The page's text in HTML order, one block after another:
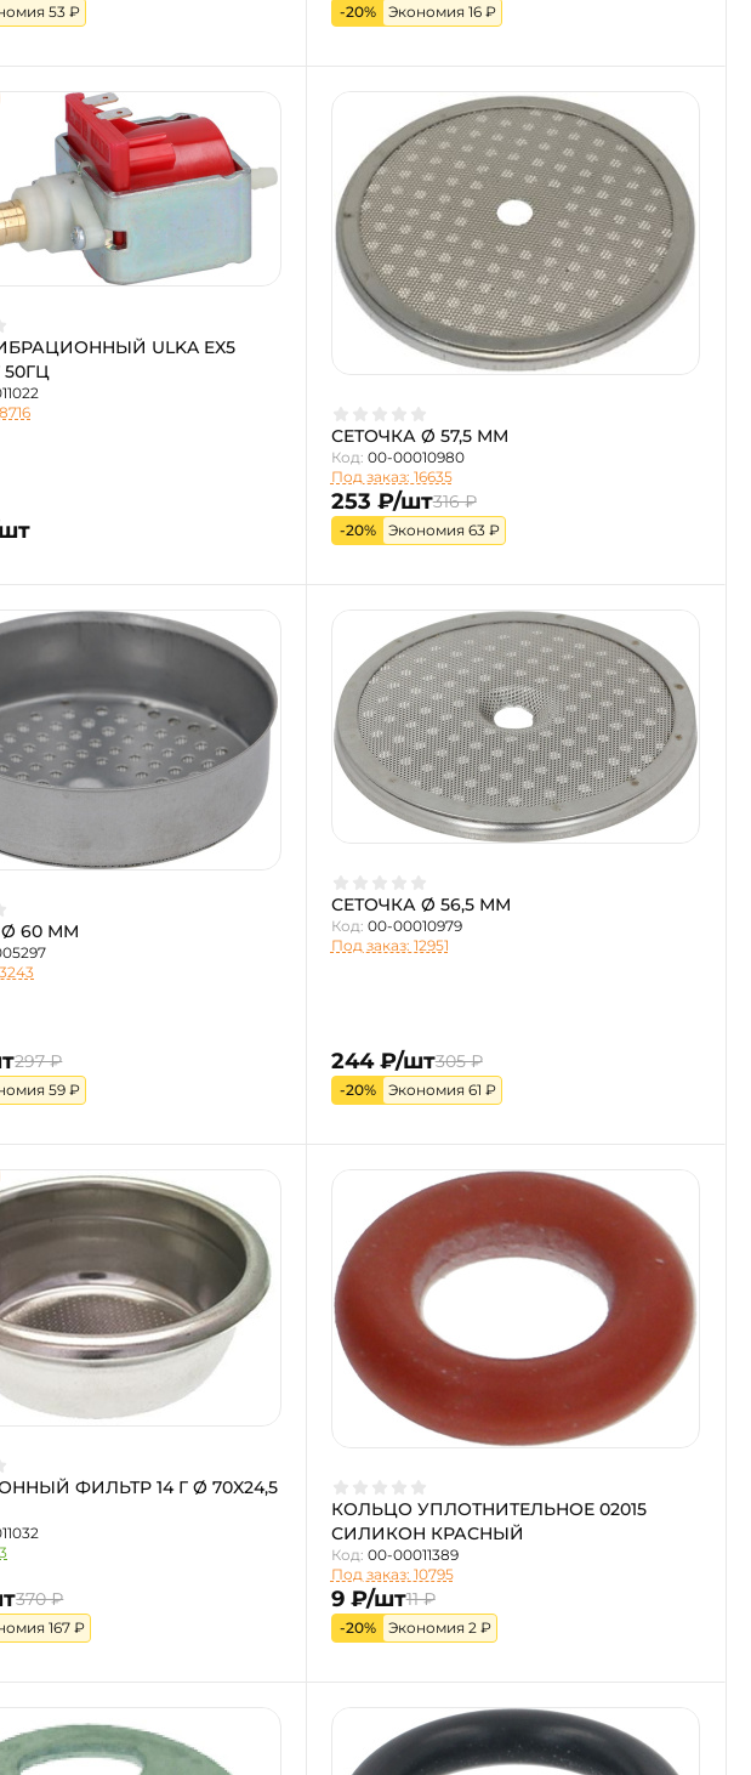
53 ₽ -20% Экономия 16 ₽
ULKA EX5
50ГЦ
СЕТОЧКА Ø 57,5 ММ
Код: 00-00010980
Под заказ: 16635
253 ₽/шт316 ₽
-20% Экономия 63 ₽
60 ММ
297 ₽
59 ₽
СЕТОЧКА Ø 56,5 ММ
Код: 00-00010979
Под заказ: 12951
244 ₽/шт305 ₽
-20% Экономия 61 ₽
ФИЛЬТР 14 Г Ø 70X24,5
370 ₽
167 ₽
КОЛЬЦО УПЛОТНИТЕЛЬНОЕ 02015
СИЛИКОН КРАСНЫЙ
Код: 00-00011389
Под заказ: 10795
9 ₽/шт11 ₽
-20% Экономия 2 ₽